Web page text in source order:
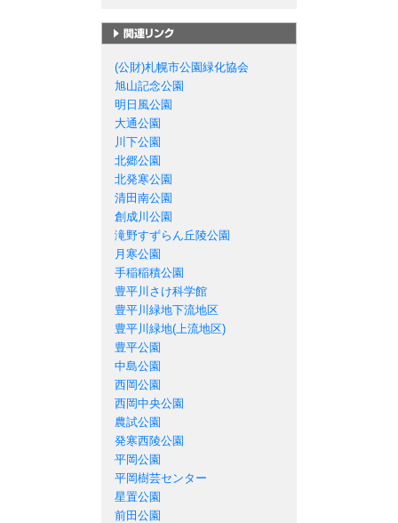
(公財)札幌市公園緑化協会
旭山記念公園
明日風公園
大通公園
川下公園
北郷公園
北発寒公園
清田南公園
創成川公園
滝野すずらん丘陵公園
月寒公園
手稲稲積公園
豊平川さけ科学館
豊平川緑地下流地区
豊平川緑地(上流地区)
豊平公園
中島公園
西岡公園
西岡中央公園
農試公園
発寒西陵公園
平岡公園
平岡樹芸センター
星置公園
前田公園